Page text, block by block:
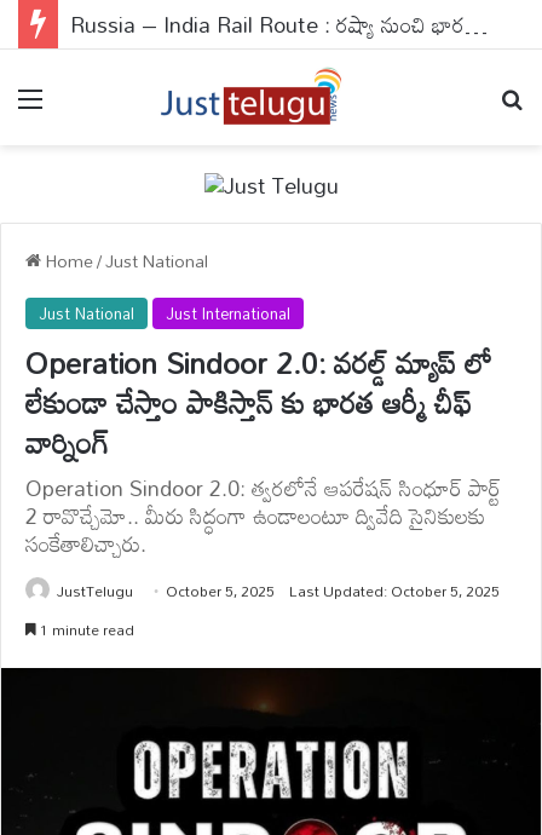
Russia – India Rail Route : రష్యా నుంచి భారత్‌కు ట్రైన్..హర్మూజ్ ఇబ్బందులు తప్పినట్టే..
Home/Just National
Just National Just International
Operation Sindoor 2.0: వరల్డ్ మ్యాప్ లో
లేకుండా చేస్తాం పాకిస్తాన్ కు భారత ఆర్మీ చీఫ్
వార్నింగ్
Operation Sindoor 2.0: త్వరలోనే ఆపరేషన్ సింధూర్ పార్ట్
2 రావొచ్చేమో.. మీరు సిద్ధంగా ఉండాలంటూ ద్వివేది సైనికులకు
సంకేతాలిచ్చారు.
JustTelugu October 5, 2025 Last Updated: October 5, 2025
1 minute read